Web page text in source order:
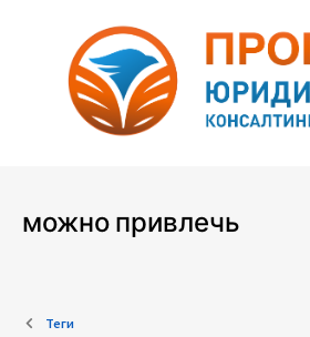
можно привлечь
Теги